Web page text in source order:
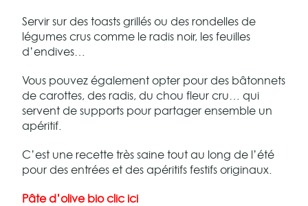
Servir sur des toasts grillés ou des rondelles de
légumes crus comme le radis noir, les feuilles
d’endives…
Vous pouvez également opter pour des bâtonnets
de carottes, des radis, du chou fleur cru… qui
servent de supports pour partager ensemble un
apéritif.
C’est une recette très saine tout au long de l’été
pour des entrées et des apéritifs festifs originaux.
Pâte d’olive bio clic ici